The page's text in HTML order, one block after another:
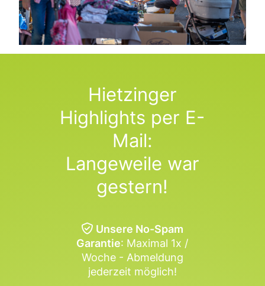
Hietzinger
Highlights per E-
Mail:
Langeweile war
gestern!
Unsere No-Spam
Garantie: Maximal 1x /
Woche - Abmeldung
jederzeit möglich!